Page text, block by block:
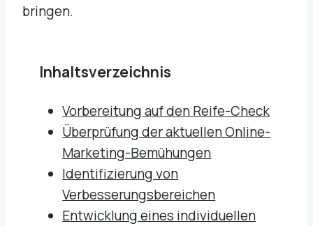
bringen.
Inhaltsverzeichnis
Vorbereitung auf den Reife-Check
Überprüfung der aktuellen Online-
Marketing-Bemühungen
Identifizierung von
Verbesserungsbereichen
Entwicklung eines individuellen